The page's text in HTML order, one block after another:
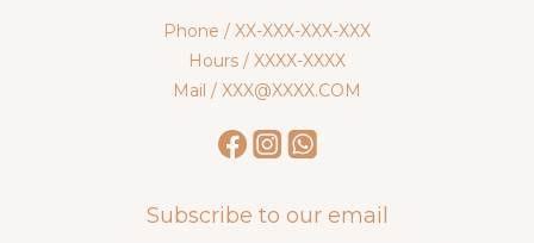
Phone / XX-XXX-XXX-XXX
Hours / XXXX-XXXX
Mail / XXX@XXXX.COM
Subscribe to our email